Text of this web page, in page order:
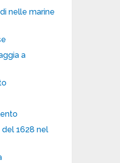
nelle marine
a
del 1628 nel